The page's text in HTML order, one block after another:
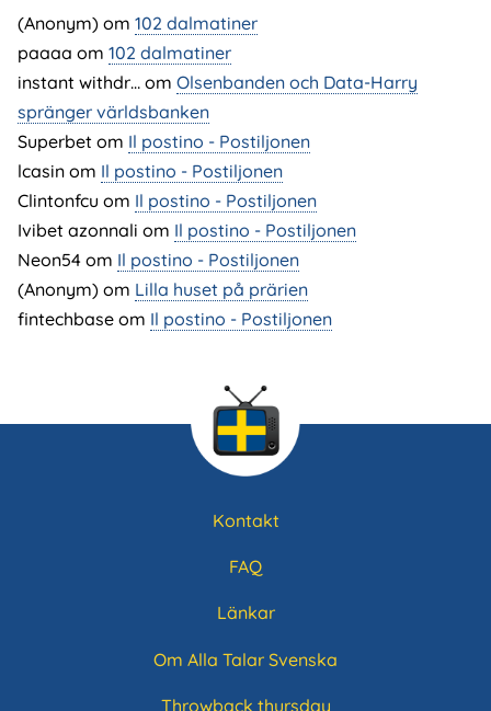
(Anonym) om 102 dalmatiner
paaaa om 102 dalmatiner
instant withdr… om Olsenbanden och Data-Harry
spränger världsbanken
Superbet om Il postino - Postiljonen
lcasin om Il postino - Postiljonen
Clintonfcu om Il postino - Postiljonen
Ivibet azonnali om Il postino - Postiljonen
Neon54 om Il postino - Postiljonen
(Anonym) om Lilla huset på prärien
fintechbase om Il postino - Postiljonen
Kontakt
FAQ
Länkar
Om Alla Talar Svenska
Throwback thursday